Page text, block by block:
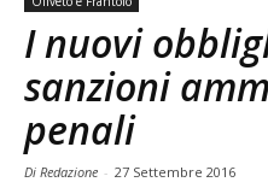
I nuovi
sanzioni
penali
Di Redazione - 27 Settembre 2016